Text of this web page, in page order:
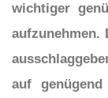
wichtiger
aufzunehmen.
auf